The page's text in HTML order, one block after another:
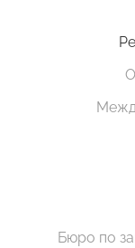
Бюро по